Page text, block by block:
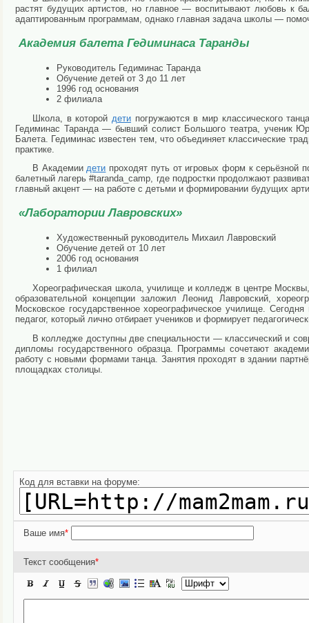
растят будущих артистов, но главное — воспитывают любовь к
адаптированным программам, однако главная задача школы —
Академия балета Гедиминаса Таранды
Руководитель Гедиминас Таранда
Обучение детей от 3 до 11 лет
1996 год основания
2 филиала
Школа, в которой детипогружаются в мир классического
Гедиминас Таранда — бывший солист Большого театра, ученик
Балета. Гедиминас известен тем, что объединяет классические
практике.
В Академиидети проходят путь от игровых форм к серьёзной
балетный лагерь #taranda_camp, где подростки продолжают
главный акцент — на работе с детьми и формировании будущих
«Лаборатории Лавровских»
Художественный руководитель Михаил Лавровский
Обучение детей от 10 лет
2006 год основания
1 филиал
Хореографическая школа, училище и колледж в центре
образовательной концепции заложил Леонид Лавровский,
Московское государственное хореографическое училище.
педагог, который лично отбирает учеников и формирует
В колледже доступны две специальности — классический и
дипломы государственного образца. Программы сочетают
работу с новыми формами танца. Занятия проходят в здании
площадках столицы.
Код для вставки на форуме:
Ваше имя*
Текст сообщения*